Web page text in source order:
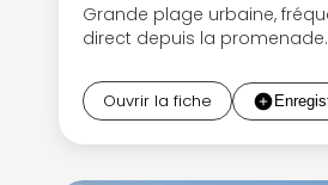
Grande plage urbaine,
direct depuis la promenade.
Ouvrir la fiche